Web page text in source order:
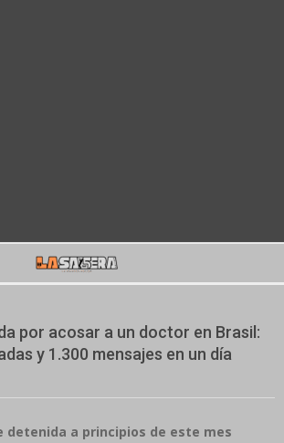
por acosar a un doctor en Brasil:
y 1.300 mensajes en un día
detenida a principios de este mes